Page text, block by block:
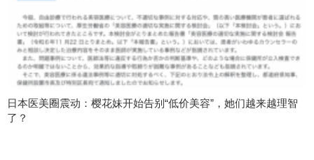
日本医美圈震动：樱花妹开始告别“低价美容”，她们越来越理智
了？